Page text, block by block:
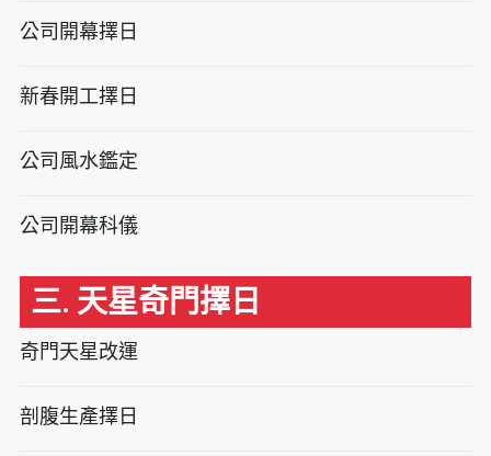
公司開幕擇日
新春開工擇日
公司風水鑑定
公司開幕科儀
三. 天星奇門擇日
奇門天星改運
剖腹生產擇日